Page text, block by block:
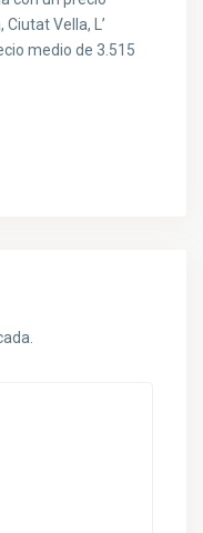
Vella, L’
medio de 3.515